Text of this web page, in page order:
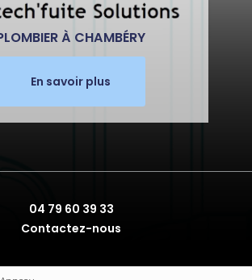
À CHAMBÉRY
En savoir plus
04 79 60 39 33
Contactez-nous